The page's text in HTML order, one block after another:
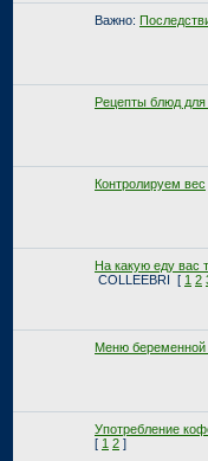
Важно:
Рецепты блюд
Контролируем вес
На какую еду вас
COLLEEBRI [ 1 2
Меню
Употребление
[ 1 2 ]